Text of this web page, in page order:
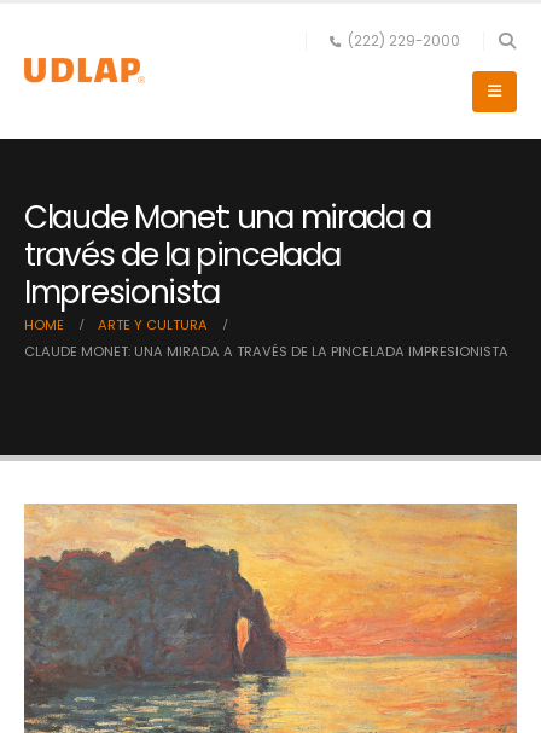
(222) 229-2000
Claude Monet: una mirada a
través de la pincelada
Impresionista
HOME
ARTE Y CULTURA
CLAUDE MONET: UNA MIRADA A TRAVÉS DE LA PINCELADA IMPRESIONISTA